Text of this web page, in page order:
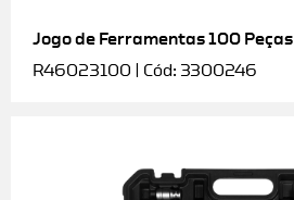
Jogo de Ferramentas 100 Peças
R46023100 | Cód: 3300246